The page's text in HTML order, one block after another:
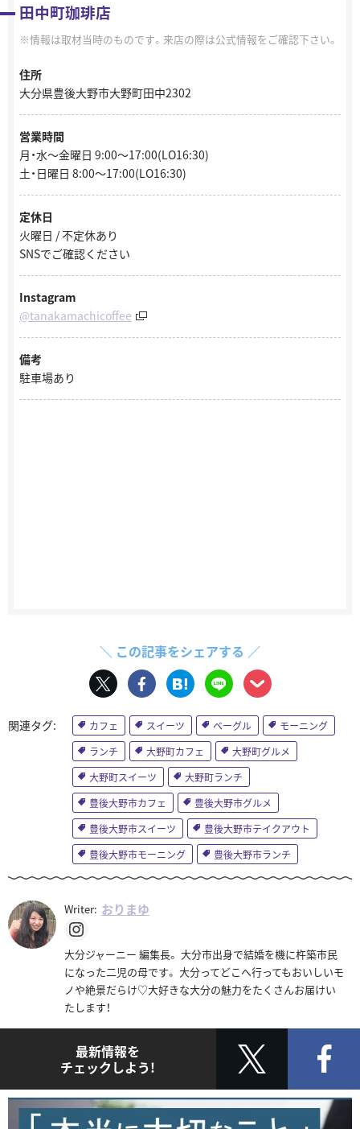
田中町珈琲店
情報は取材当時のものです。来店の際は公式情報をご確認下さい。
住所
大分県豊後大野市大野町田中2302
営業時間
月・水～金曜日 9:00～17:00(LO16:30)
土・日曜日 8:00～17:00(LO16:30)
定休日
火曜日 / 不定休あり
SNSでご確認ください
Instagram
@tanakamachicoffee
備考
駐車場あり
＼ この記事をシェアする ／
カフェ スイーツ ベーグル
モーニング
ランチ
大野町カフェ
大野町グルメ
大野町スイーツ
大野町ランチ
豊後大野市カフェ
豊後大野市グルメ
豊後大野市スイーツ
豊後大野市テイクアウト
豊後大野市モーニング
豊後大野市ランチ
Writer: おりまゆ
大分ジャーニー 編集長。 大分市出身で結婚を機に杵築市民
になった二児の母です。 大分ってどこへ行ってもおいしいモ
ノや絶景だらけ♡大好きな大分の魅力をたくさんお届けい
たします！
最新情報を
チェックしよう!